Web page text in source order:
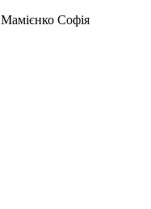
Мамієнко Софія